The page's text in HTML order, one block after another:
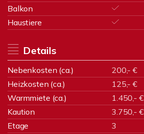
Balkon
Haustiere
Details
Nebenkosten (ca.)
200,- €
Heizkosten (ca.)
125,- €
Warmmiete (ca.)
1.450,- €
Kaution
3.750,- €
Etage
3